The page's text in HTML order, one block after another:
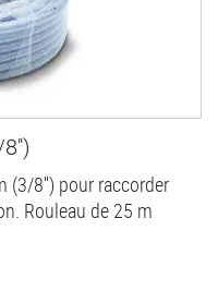
(3/8'') pour raccorder
Rouleau de 25 m